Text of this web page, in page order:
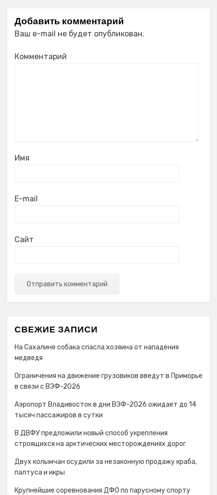
Добавить комментарий
Ваш e-mail не будет опубликован.
Комментарий
Имя
E-mail
Сайт
СВЕЖИЕ ЗАПИСИ
На Сахалине собака спасла хозяина от нападения
медведя
Ограничения на движение грузовиков введут в Приморье
в связи с ВЭФ-2026
Аэропорт Владивосток в дни ВЭФ-2026 ожидает до 14
тысяч пассажиров в сутки
В ДВФУ предложили новый способ укрепления
строящихся на арктических месторождениях дорог
Двух колымчан осудили за незаконную продажу краба,
палтуса и икры
Крупнейшие соревнования ДФО по парусному спорту